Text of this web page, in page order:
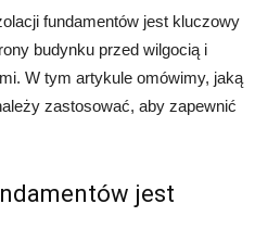
fundamentów jest kluczowy
budynku przed wilgocią i
W tym artykule omówimy, jaką
zastosować, aby zapewnić
jest